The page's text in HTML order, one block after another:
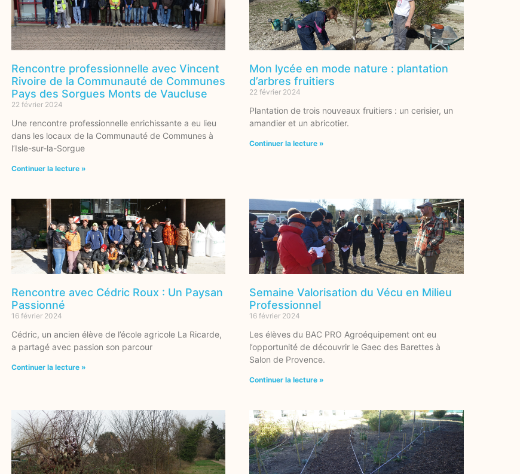
Rencontre professionnelle avec Vincent
Rivoire de la Communauté de Communes
Pays des Sorgues Monts de Vaucluse
22 février 2024
Une rencontre professionnelle enrichissante a eu lieu
dans les locaux de la Communauté de Communes à
l’Isle-sur-la-Sorgue
Continuer la lecture »
Mon lycée en mode nature : plantation
d’arbres fruitiers
22 février 2024
Plantation de trois nouveaux fruitiers : un cerisier, un
amandier et un abricotier.
Continuer la lecture »
Rencontre avec Cédric Roux : Un Paysan
Passionné
16 février 2024
Cédric, un ancien élève de l’école agricole La Ricarde,
a partagé avec passion son parcour
Continuer la lecture »
Semaine Valorisation du Vécu en Milieu
Professionnel
16 février 2024
Les élèves du BAC PRO Agroéquipement ont eu
l’opportunité de découvrir le Gaec des Barettes à
Salon de Provence.
Continuer la lecture »